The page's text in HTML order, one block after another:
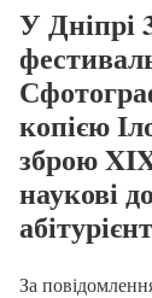
У Дніпрі
копією
зброю
наукові
За